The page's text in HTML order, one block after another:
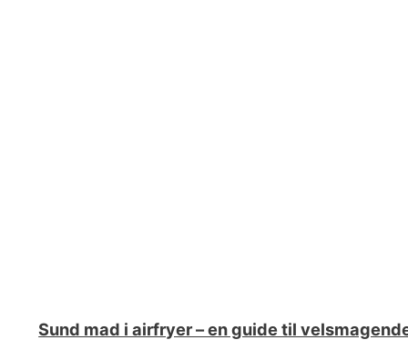
Sund mad i airfryer – en guide til